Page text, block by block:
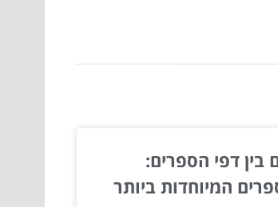
בין דפי הספרים:
המיוחדות ביותר